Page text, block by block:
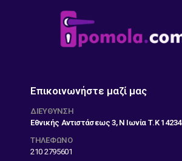
Επικοινωνήστε μαζί μας
ΔΙΕΎΘΥΝΣΗ
Εθνικής Αντιστάσεως 3, Ν Ιωνία Τ.Κ 14234
ΤΗΛΕΦΩΝΟ
210 2795601